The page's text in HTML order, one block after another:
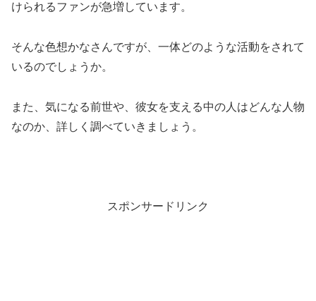
けられるファンが急増しています。
そんな色想かなさんですが、一体どのような活動をされて
いるのでしょうか。
また、気になる前世や、彼女を支える中の人はどんな人物
なのか、詳しく調べていきましょう。
スポンサードリンク